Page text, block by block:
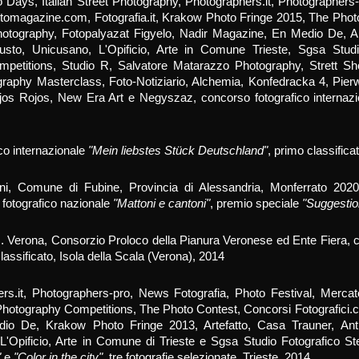
Fotografia.it, Krakow Photo Fringe 2015, The
Fotopalyazat Figyelo, Nadir Magazine, En Medio De,
Unicusano, L'Opificio, Arte in Comune Trieste, Sgsa
Studio R, Salvatore Matarazzo Photography, Strett
Masterclass, Foto-Notiziario, Alchemia, Konfedracka 4,
Rojos, New Era Art e Negyszaz, concorso fotografico
internazionale "Mein liebstes Stück Deutschland", primo
Comune di Fubine, Provincia di Alessandria, Monferrato
nazionale "Mattoni e cantoni", premio speciale
Verona, Consorzio Proloco della Pianura Veronese ed Ente
Isola della Scala (Verona), 2014
Photographers-pro, News Fotografia, Photo Festival,
Competitions, The Photo Contest, Concorsi
De, Krakow Photo Fringe 2013, Artefatto, Casa Trauner,
Arte in Comune di Trieste e Sgsa Studio Fotografico